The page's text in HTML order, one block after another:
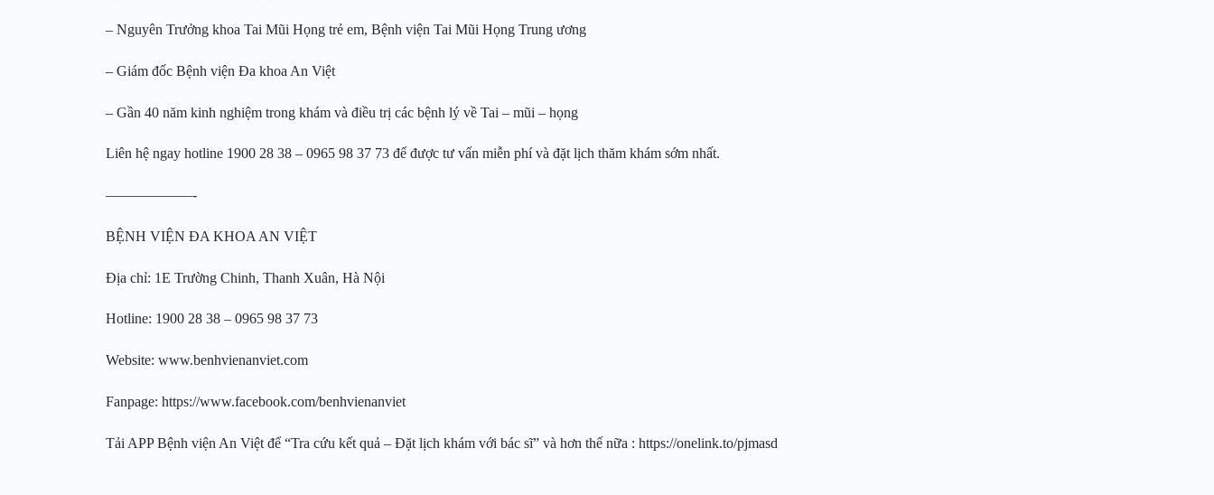
– Nguyên Trưởng khoa Tai Mũi Họng trẻ em, Bệnh viện Tai Mũi Họng Trung ương
– Giám đốc Bệnh viện Đa khoa An Việt
– Gần 40 năm kinh nghiệm trong khám và điều trị các bệnh lý về Tai – mũi – họng
Liên hệ ngay hotline 1900 28 38 – 0965 98 37 73 để được tư vấn miễn phí và đặt lịch thăm khám sớm nhất.
——————-
BỆNH VIỆN ĐA KHOA AN VIỆT
Địa chỉ: 1E Trường Chinh, Thanh Xuân, Hà Nội
Hotline: 1900 28 38 – 0965 98 37 73
Website: www.benhvienanviet.com
Fanpage: https://www.facebook.com/benhvienanviet
Tải APP Bệnh viện An Việt để “Tra cứu kết quả – Đặt lịch khám với bác sĩ” và hơn thế nữa : https://onelink.to/pjmasd